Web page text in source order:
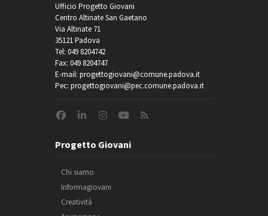
Ufficio Progetto Giovani
Centro Altinate San Gaetano
Via Altinate 71
35121 Padova
Tel: 049 8204742
Fax: 049 8204747
E-mail: progettogiovani@comune.padova.it
Pec: progettogiovani@pec.comune.padova.it
Progetto Giovani
Chi siamo
Informagiovani
Creatività